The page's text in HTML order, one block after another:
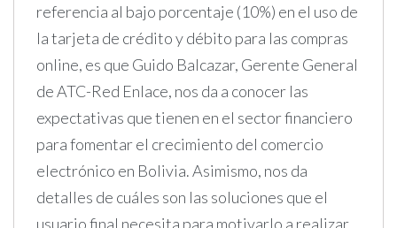
referencia al bajo porcentaje (10%) en el uso de
la tarjeta de crédito y débito para las compras
online, es que Guido Balcazar, Gerente General
de ATC-Red Enlace, nos da a conocer las
expectativas que tienen en el sector financiero
para fomentar el crecimiento del comercio
electrónico en Bolivia. Asimismo, nos da
detalles de cuáles son las soluciones que el
usuario final necesita para motivarlo a realizar